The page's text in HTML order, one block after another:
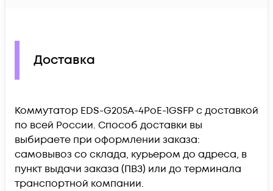
Доставка
Коммутатор EDS-G205A-4PoE-1GSFP c доставкой
по всей России. Способ доставки вы
выбираете при оформлении заказа:
самовывоз со склада, курьером до адреса, в
пункт выдачи заказа (ПВЗ) или до терминала
транспортной компании.